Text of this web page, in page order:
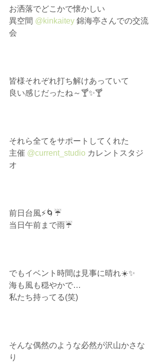
お洒落でどこかで懐かしい⁡
異空間 @kinkaitey 錦海亭さんでの交流
会⁡
皆様それぞれ打ち解けあっていて⁡
良い感じだったね～🍸️✨🍸️⁡
それら全てをサポートしてくれた⁡
主催 @current_studio カレントスタジ
オ⁡
前日台風⚡🌀☔⁡
当日午前まで雨☔⁡
でもイベント時間は見事に晴れ☀️✨⁡
海も風も穏やかで…⁡
私たち持ってる(笑)⁡
そんな偶然のような必然が沢山かさな
り⁡